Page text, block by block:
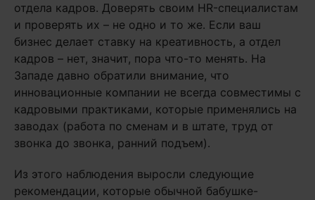
отдела кадров. Доверять своим HR-специалистам
и проверять их – не одно и то же. Если ваш
бизнес делает ставку на креативность, а отдел
кадров – нет, значит, пора что-то менять. На
Западе давно обратили внимание, что
инновационные компании не всегда совместимы с
кадровыми практиками, которые применялись на
заводах (работа по сменам и в штате, труд от
звонка до звонка, ранний подъем).
Из этого наблюдения выросли следующие
рекомендации, которые обычной бабушке-